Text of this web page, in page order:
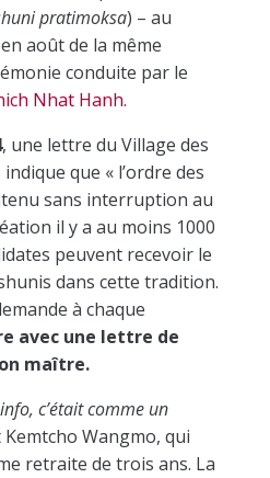
pratimoksa) – au
août de la même
conduite par le
Nhat Hanh.
, une lettre du Village des
que « l’ordre des
sans interruption au
il y a au moins 1000
peuvent recevoir le
dans cette tradition.
à chaque
avec une lettre de
maître.
c’était comme un
Wangmo, qui
retraite de trois ans. La